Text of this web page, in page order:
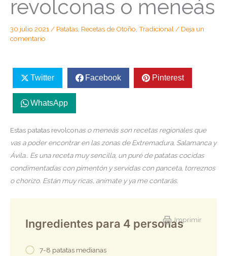
revolconas o meneás
30 julio 2021/ Patatas, Recetas de Otoño, Tradicional/ Deja un
comentario
Twitter Facebook Pinterest
WhatsApp
Estas patatas revolconas o meneás son recetas regionales que
vas a poder encontrar en las zonas de Extremadura, Salamanca y
Ávila.. Es una receta muy sencilla, un puré de patatas cocidas
condimentadas con pimentón y servidas con panceta, torreznos
o chorizo. Están muy ricas, anímate y ya me contarás.
Imprimir
Ingredientes para 4 personas
7-8 patatas medianas